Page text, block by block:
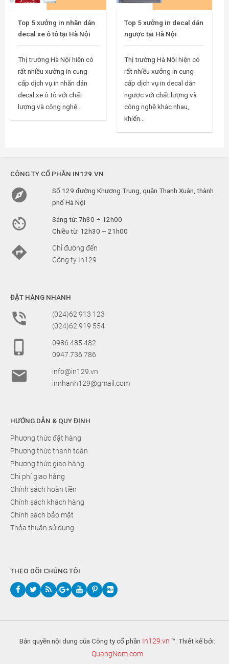
Top 5 xưởng in nhãn dán
decal xe ô tô tại Hà Nội
Thị trường Hà Nội hiện có
rất nhiều xưởng in cung
cấp dịch vụ in nhãn dán
decal xe ô tô với chất
lượng và công nghệ...
Top 5 xưởng in decal dán
ngược tại Hà Nội
Thị trường Hà Nội hiện có
rất nhiều xưởng in cung
cấp dịch vụ in decal dán
ngược với chất lượng và
công nghệ khác nhau,
khiến...
CÔNG TY CỔ PHẦN IN129.VN

Số 129 đường Khương Trung, quận Thanh Xuân, thành
phố Hà Nội

Sáng từ: 7h30 ÷ 12h00
Chiều từ: 12h30 ÷ 21h00

Chỉ đường đến
Công ty In129
ĐẶT HÀNG NHANH

(024)62 913 123
(024)62 919 554

0986.485.482
0947.736.786

info@in129.vn
innhanh129@gmail.com
HƯỚNG DẪN & QUY ĐỊNH
Phương thức đặt hàng
Phương thức thanh toán
Phương thức giao hàng
Chi phí giao hàng
Chính sách hoàn tiền
Chính sách khách hàng
Chính sách bảo mật
Thỏa thuận sử dụng
THEO DÕI CHÚNG TÔI
Bản quyền nội dung của Công ty cổ phần In129.vn ™. Thiết kế bởi:
QuangNom.com